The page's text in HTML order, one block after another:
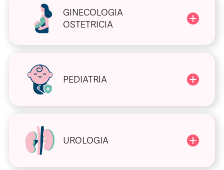
GINECOLOGIA
OSTETRICIA
PEDIATRIA
UROLOGIA